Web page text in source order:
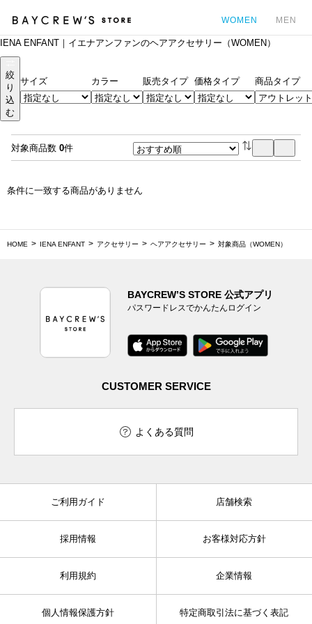
WOMEN MEN
IENA ENFANT｜イエナアンファンのヘアアクセサリー（WOMEN）
絞
り
込
む
サイズ カラー 販売タイプ 価格タイプ 商品タイプ
対象商品数 0件
条件に一致する商品がありません
HOME IENA ENFANT アクセサリー ヘアアクセサリー 対象商品（WOMEN）
BAYCREW’S STORE 公式アプリ
パスワードレスでかんたんログイン
CUSTOMER SERVICE
よくある質問
ご利用ガイド 店舗検索
採用情報 お客様対応方針
利用規約 企業情報
個人情報保護方針 特定商取引法に基づく表記